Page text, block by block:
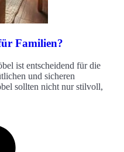
Familien?
ist entscheidend für die
und sicheren
sollten nicht nur stilvoll,